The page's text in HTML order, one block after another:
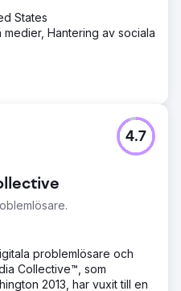
States
Hantering av sociala
4.7
problemlösare och
Collective™, som
2013, har vuxit till en